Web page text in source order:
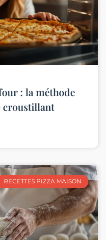
: la méthode
croustillant
RECETTES PIZZA MAISON